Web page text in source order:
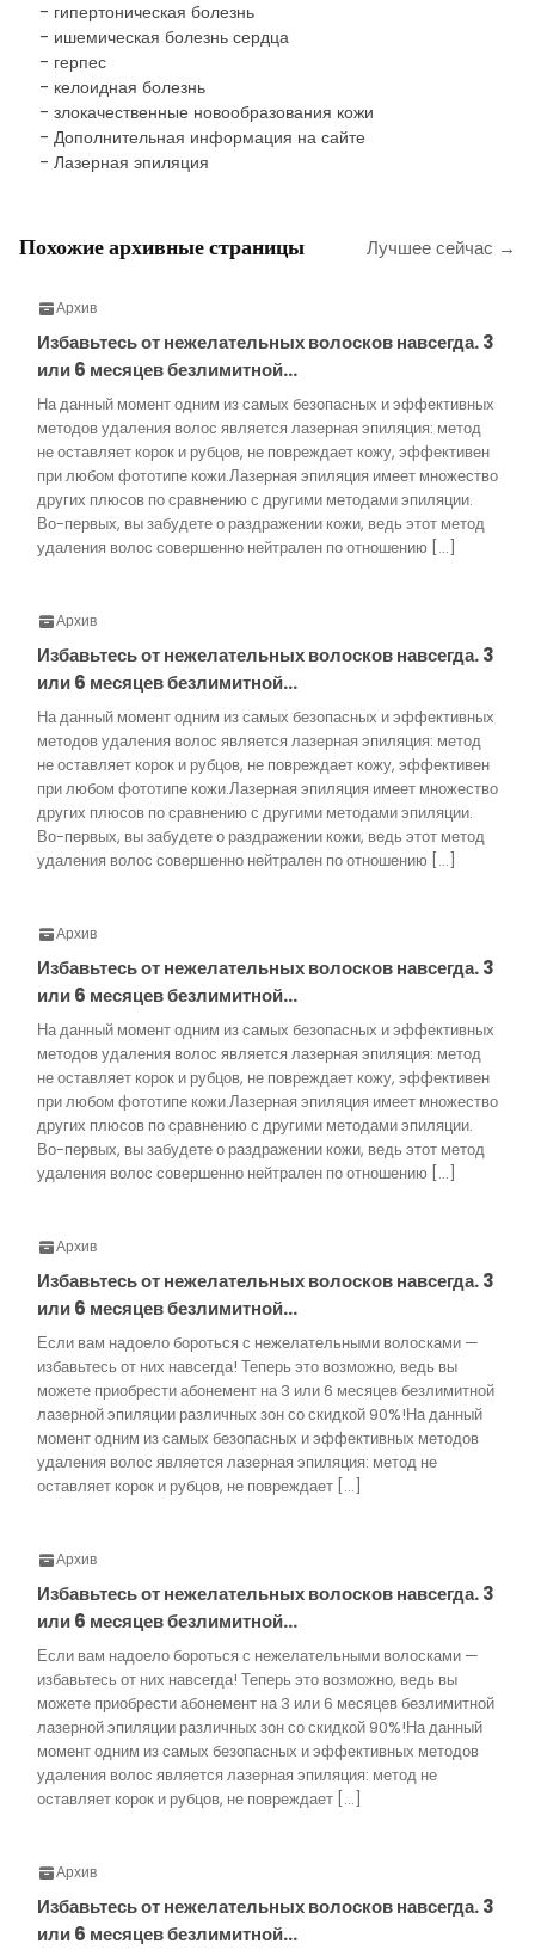
- гипертоническая болезнь
- ишемическая болезнь сердца
- герпес
- келоидная болезнь
- злокачественные новообразования кожи
- Дополнительная информация на сайте
- Лазерная эпиляция
Похожие архивные страницы Лучшее сейчас →
Архив
Избавьтесь от нежелательных волосков навсегда. 3
или 6 месяцев безлимитной…
На данный момент одним из самых безопасных и эффективных
методов удаления волос является лазерная эпиляция: метод
не оставляет корок и рубцов, не повреждает кожу, эффективен
при любом фототипе кожи.Лазерная эпиляция имеет множество
других плюсов по сравнению с другими методами эпиляции.
Во-первых, вы забудете о раздражении кожи, ведь этот метод
удаления волос совершенно нейтрален по отношению […]
Архив
Избавьтесь от нежелательных волосков навсегда. 3
или 6 месяцев безлимитной…
На данный момент одним из самых безопасных и эффективных
методов удаления волос является лазерная эпиляция: метод
не оставляет корок и рубцов, не повреждает кожу, эффективен
при любом фототипе кожи.Лазерная эпиляция имеет множество
других плюсов по сравнению с другими методами эпиляции.
Во-первых, вы забудете о раздражении кожи, ведь этот метод
удаления волос совершенно нейтрален по отношению […]
Архив
Избавьтесь от нежелательных волосков навсегда. 3
или 6 месяцев безлимитной…
На данный момент одним из самых безопасных и эффективных
методов удаления волос является лазерная эпиляция: метод
не оставляет корок и рубцов, не повреждает кожу, эффективен
при любом фототипе кожи.Лазерная эпиляция имеет множество
других плюсов по сравнению с другими методами эпиляции.
Во-первых, вы забудете о раздражении кожи, ведь этот метод
удаления волос совершенно нейтрален по отношению […]
Архив
Избавьтесь от нежелательных волосков навсегда. 3
или 6 месяцев безлимитной…
Если вам надоело бороться с нежелательными волосками —
избавьтесь от них навсегда! Теперь это возможно, ведь вы
можете приобрести абонемент на 3 или 6 месяцев безлимитной
лазерной эпиляции различных зон со скидкой 90%!На данный
момент одним из самых безопасных и эффективных методов
удаления волос является лазерная эпиляция: метод не
оставляет корок и рубцов, не повреждает […]
Архив
Избавьтесь от нежелательных волосков навсегда. 3
или 6 месяцев безлимитной…
Если вам надоело бороться с нежелательными волосками —
избавьтесь от них навсегда! Теперь это возможно, ведь вы
можете приобрести абонемент на 3 или 6 месяцев безлимитной
лазерной эпиляции различных зон со скидкой 90%!На данный
момент одним из самых безопасных и эффективных методов
удаления волос является лазерная эпиляция: метод не
оставляет корок и рубцов, не повреждает […]
Архив
Избавьтесь от нежелательных волосков навсегда. 3
или 6 месяцев безлимитной…